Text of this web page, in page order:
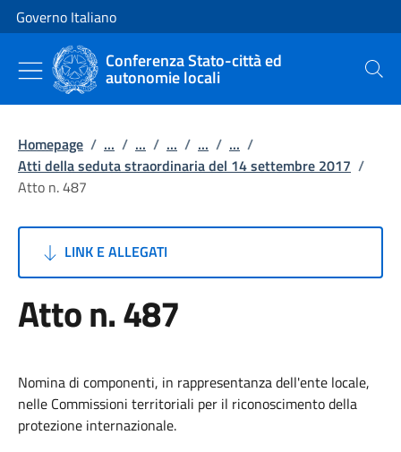
Vai al contenuto
Vai alla navigazione del sito
Governo Italiano
Conferenza Stato-città ed
autonomie locali Cerca
Homepage / ... / ... / ... / ... / ... /
Atti della seduta straordinaria del 14 settembre 2017 /
Atto n. 487
LINK E ALLEGATI
Atto n. 487
Nomina di componenti, in rappresentanza dell'ente locale,
nelle Commissioni territoriali per il riconoscimento della
protezione internazionale.